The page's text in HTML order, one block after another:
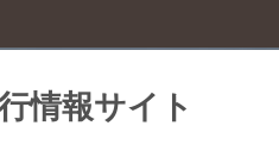
情報サイト